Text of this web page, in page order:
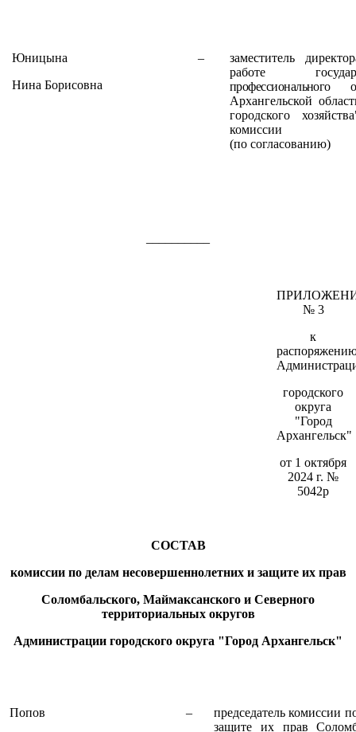
Юницына
Нина Борисовна
–
заместитель
работе
профессионального
Архангельской
городского
комиссии
(по согласованию)
№ 3
к
городского
округа
"Город
Архангельск"
от 1 октября
2024 г. №
5042р
СОСТАВ
комиссии по делам несовершеннолетних и защите их прав
Соломбальского, Маймаксанского и Северного
территориальных округов
Администрации городского округа "Город Архангельск"
Попов
–
председатель комиссии
защите их прав